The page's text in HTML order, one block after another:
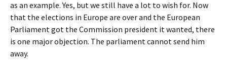
as an example. Yes, but we still have a lot to wish for. Now
that the elections in Europe are over and the European
Parliament got the Commission president it wanted, there
is one major objection. The parliament cannot send him
away.